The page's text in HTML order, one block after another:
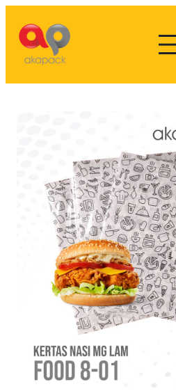
konten